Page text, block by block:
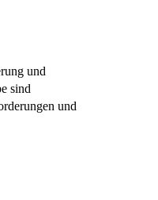
und
sind
und